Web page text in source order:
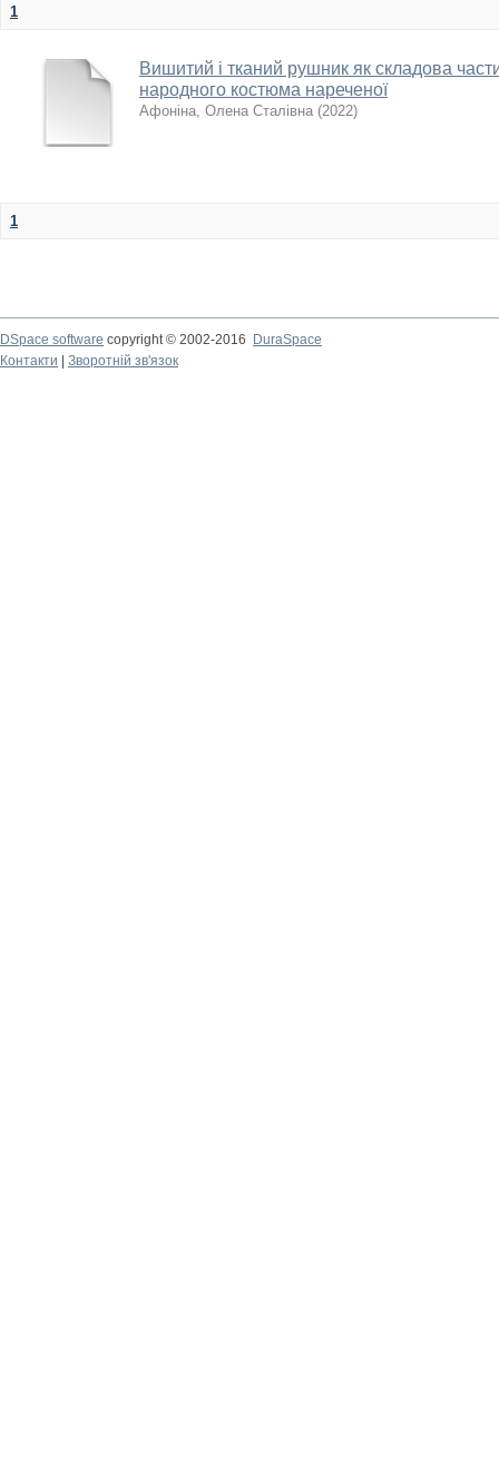
1
Вишитий і тканий рушник як складова
народного костюма нареченої
Афоніна, Олена Сталівна (2022)
1
DSpace software copyright © 2002-2016
DuraSpace
Контакти
Зворотній зв'язок